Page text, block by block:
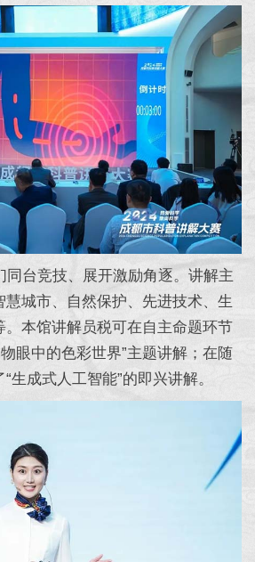
台竞技、展开激励角逐。讲解主
慧城市、自然保护、先进技术、生
。本馆讲解员税可在自主命题环节
眼中的色彩世界”主题讲解；在随
生成式人工智能”的即兴讲解。